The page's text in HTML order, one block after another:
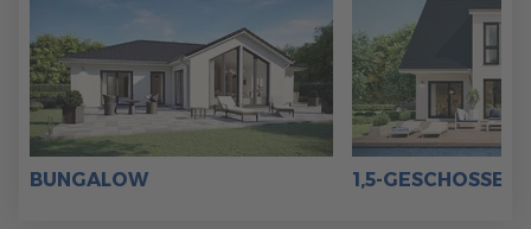
BUNGALOW 1,5-GESCHOSSER